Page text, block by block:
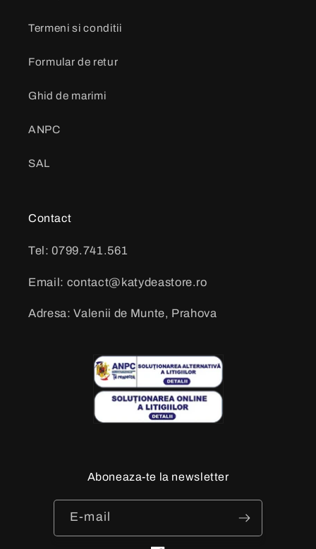
Termeni si conditii
Formular de retur
Ghid de marimi
ANPC
SAL
Contact
Tel: 0799.741.561
Email: contact@katydeastore.ro
Adresa: Valenii de Munte, Prahova
Aboneaza-te la newsletter
E-mail